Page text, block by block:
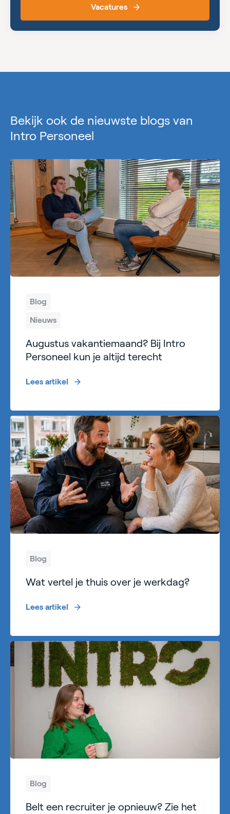
Vacatures
Bekijk ook de nieuwste blogs van
Intro Personeel
Blog
Nieuws
Augustus vakantiemaand? Bij Intro
Personeel kun je altijd terecht
Lees artikel
Blog
Wat vertel je thuis over je werkdag?
Lees artikel
Blog
Belt een recruiter je opnieuw? Zie het